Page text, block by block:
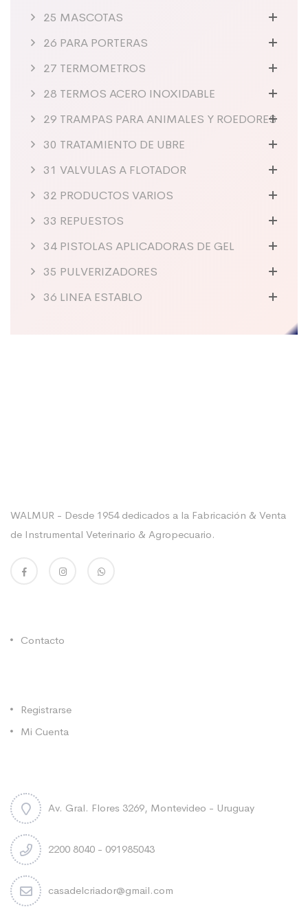
25 MASCOTAS
26 PARA PORTERAS
27 TERMOMETROS
28 TERMOS ACERO INOXIDABLE
29 TRAMPAS PARA ANIMALES Y ROEDORES
30 TRATAMIENTO DE UBRE
31 VALVULAS A FLOTADOR
32 PRODUCTOS VARIOS
33 REPUESTOS
34 PISTOLAS APLICADORAS DE GEL
35 PULVERIZADORES
36 LINEA ESTABLO
WALMUR - Desde 1954 dedicados a la Fabricación & Venta
de Instrumental Veterinario & Agropecuario.
Contacto
Registrarse
Mi Cuenta
Av. Gral. Flores 3269, Montevideo - Uruguay
2200 8040 - 091985043
casadelcriador@gmail.com